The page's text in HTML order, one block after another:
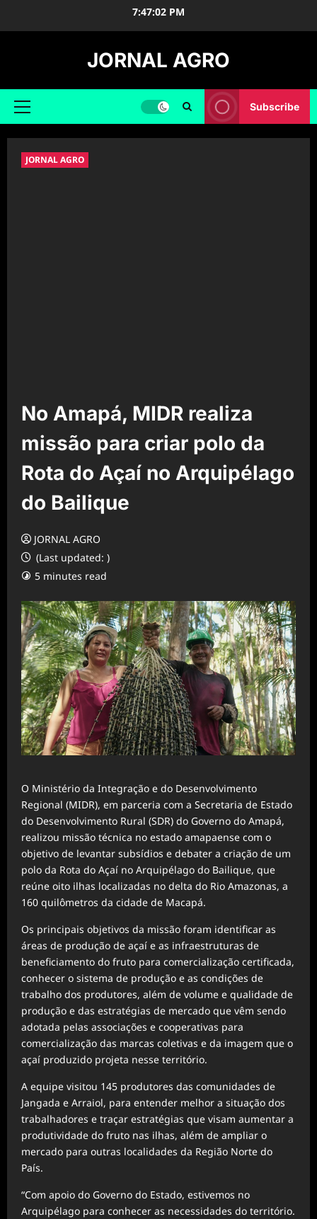
7:47:03 PM
JORNAL AGRO
Primary
Subscribe
JORNAL AGRO
No Amapá, MIDR realiza
missão para criar polo da
Rota do Açaí no Arquipélago
do Bailique
JORNAL AGRO
(Last updated: )
5 minutes read
O Ministério da Integração e do Desenvolvimento
Regional (MIDR), em parceria com a Secretaria de Estado
do Desenvolvimento Rural (SDR) do Governo do Amapá,
realizou missão técnica no estado amapaense com o
objetivo de levantar subsídios e debater a criação de um
polo da Rota do Açaí no Arquipélago do Bailique, que
reúne oito ilhas localizadas no delta do Rio Amazonas, a
160 quilômetros da cidade de Macapá.
Os principais objetivos da missão foram identificar as
áreas de produção de açaí e as infraestruturas de
beneficiamento do fruto para comercialização certificada,
conhecer o sistema de produção e as condições de
trabalho dos produtores, além de volume e qualidade de
produção e das estratégias de mercado que vêm sendo
adotada pelas associações e cooperativas para
comercialização das marcas coletivas e da imagem que o
açaí produzido projeta nesse território.
A equipe visitou 145 produtores das comunidades de
Jangada e Arraiol, para entender melhor a situação dos
trabalhadores e traçar estratégias que visam aumentar a
produtividade do fruto nas ilhas, além de ampliar o
mercado para outras localidades da Região Norte do
País.
“Com apoio do Governo do Estado, estivemos no
Arquipélago para conhecer as necessidades do território.